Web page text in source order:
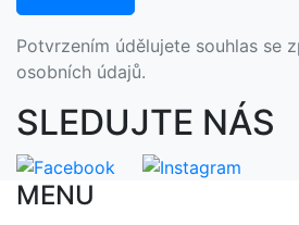
Potvrzením údělujete souhlas se
osobních údajů.
SLEDUJTE NÁS
MENU